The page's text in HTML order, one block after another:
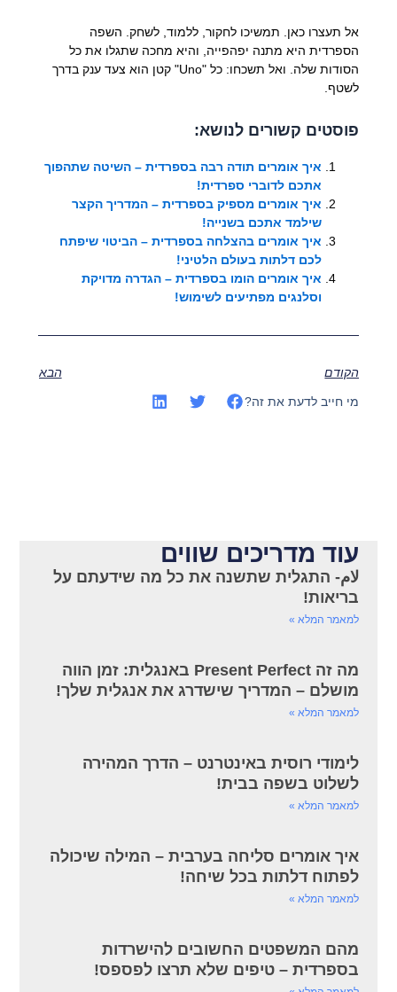
אל תעצרו כאן. תמשיכו לחקור, ללמוד, לשחק. השפה
הספרדית היא מתנה יפהפייה, והיא מחכה שתגלו את כל
הסודות שלה. ואל תשכחו: כל "Uno" קטן הוא צעד ענק בדרך
לשטף.
פוסטים קשורים לנושא:
איך אומרים תודה רבה בספרדית – השיטה שתהפוך
אתכם לדוברי ספרדית!
איך אומרים מספיק בספרדית – המדריך הקצר
שילמד אתכם בשנייה!
איך אומרים בהצלחה בספרדית – הביטוי שיפתח
לכם דלתות בעולם הלטיני!
איך אומרים הומו בספרדית – הגדרה מדויקת
וסלנגים מפתיעים לשימוש!
הקודם הבא
מי חייב לדעת את זה?
עוד מדריכים שווים
لام- התגלית שתשנה את כל מה שידעתם על
בריאות!
למאמר המלא »
מה זה Present Perfect באנגלית: זמן הווה
מושלם – המדריך שישדרג את אנגלית שלך!
למאמר המלא »
לימודי רוסית באינטרנט – הדרך המהירה
לשלוט בשפה בבית!
למאמר המלא »
איך אומרים סליחה בערבית – המילה שיכולה
לפתוח דלתות בכל שיחה!
למאמר המלא »
מהם המשפטים החשובים להישרדות
בספרדית – טיפים שלא תרצו לפספס!